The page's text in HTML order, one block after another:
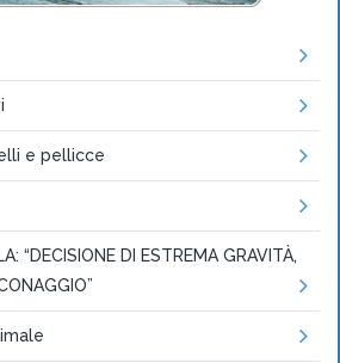
e pellicce
“DECISIONE DI ESTREMA GRAVITÀ,